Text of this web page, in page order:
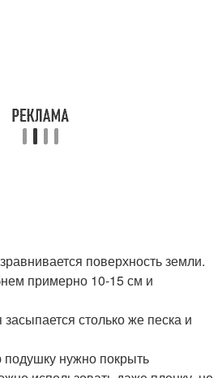
поверхность земли.
примерно 10-15 см и
столько же песка и
нужно покрыть